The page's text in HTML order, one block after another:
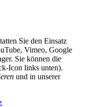
Sie den Einsatz
Vimeo, Google
Sie können die
Icon links unten).
und in unserer